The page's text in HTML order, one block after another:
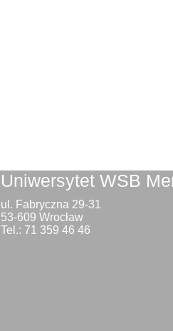
Uniwersytet WSB
ul. Fabryczna 29-31
53-609 Wrocław
Tel.: 71 359 46 46